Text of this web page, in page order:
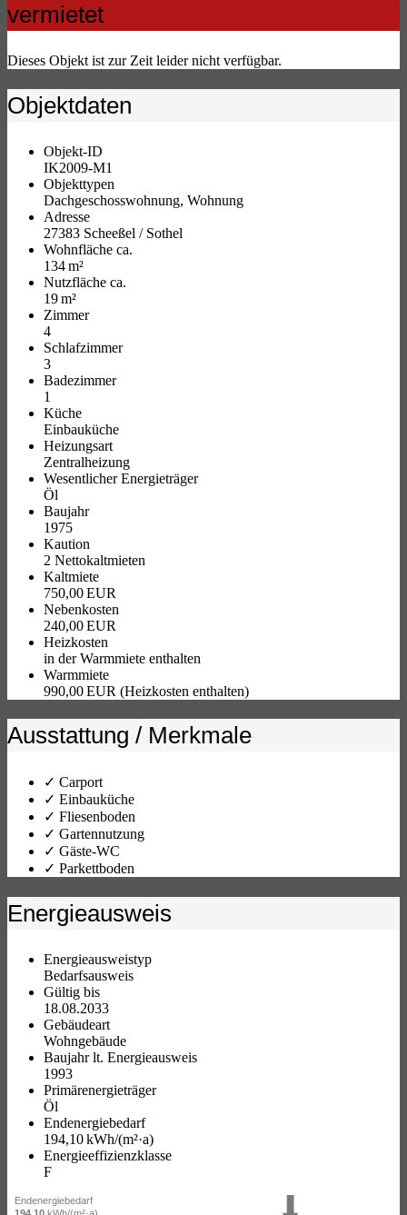
vermietet
Dieses Objekt ist zur Zeit leider nicht verfügbar.
Objektdaten
Objekt-ID
IK2009-M1
Objekttypen
Dachgeschosswohnung, Wohnung
Adresse
27383 Scheeßel / Sothel
Wohnfläche ca.
134 m²
Nutzfläche ca.
19 m²
Zimmer
4
Schlafzimmer
3
Badezimmer
1
Küche
Einbauküche
Heizungsart
Zentralheizung
Wesentlicher Energieträger
Öl
Baujahr
1975
Kaution
2 Nettokaltmieten
Kaltmiete
750,00 EUR
Nebenkosten
240,00 EUR
Heizkosten
in der Warmmiete enthalten
Warmmiete
990,00 EUR (Heizkosten enthalten)
Ausstattung / Merkmale
✓ Carport
✓ Einbauküche
✓ Fliesenboden
✓ Gartennutzung
✓ Gäste-WC
✓ Parkettboden
Energieausweis
Energieausweistyp
Bedarfs­ausweis
Gültig bis
18.08.2033
Gebäudeart
Wohngebäude
Baujahr lt. Energieausweis
1993
Primärenergieträger
Öl
Endenergie­bedarf
194,10 kWh/(m²·a)
Energie­effizienz­klasse
F
Endenergiebedarf